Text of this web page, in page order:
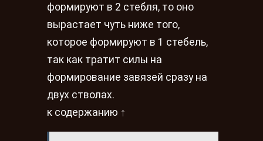
формируют в 2 стебля, то оно
вырастает чуть ниже того,
которое формируют в 1 стебель,
так как тратит силы на
формирование завязей сразу на
двух стволах.
к содержанию ↑